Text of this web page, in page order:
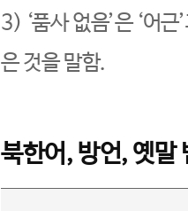
3) ‘품사 없음’은 ‘어
은 것을 말함.
북한어, 방언, 옛말